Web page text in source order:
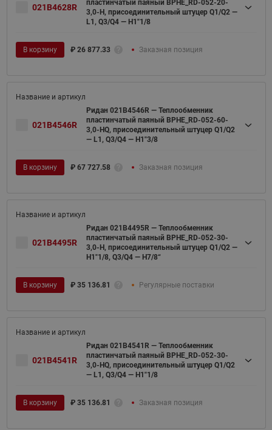
021B4628R
пластинчатый паяный BPHE_RD-052-20-
3,0-H, присоединительный штуцер Q1/Q2 —
L1, Q3/Q4 — H1"1/8
В корзину ₽ 26 877.33 Заказная позиция
021B4546R
Ридан 021B4546R — Теплообменник
пластинчатый паяный BPHE_RD-052-60-
3,0-HQ, присоединительный штуцер Q1/Q2
— L1, Q3/Q4 — H1"3/8
В корзину ₽ 67 727.58 Заказная позиция
021B4495R
Ридан 021B4495R — Теплообменник
пластинчатый паяный BPHE_RD-052-30-
3,0-H, присоединительный штуцер Q1/Q2 —
H1"1/8, Q3/Q4 — H7/8“
В корзину ₽ 35 136.81 Регулярные поставки
021B4541R
Ридан 021B4541R — Теплообменник
пластинчатый паяный BPHE_RD-052-30-
3,0-HQ, присоединительный штуцер Q1/Q2
— L1, Q3/Q4 — H1"1/8
В корзину ₽ 35 136.81 Заказная позиция